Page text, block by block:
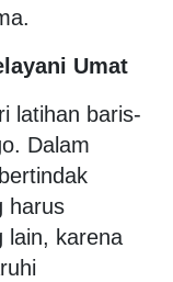
Umat
latihan baris-
Dalam
harus
lain, karena